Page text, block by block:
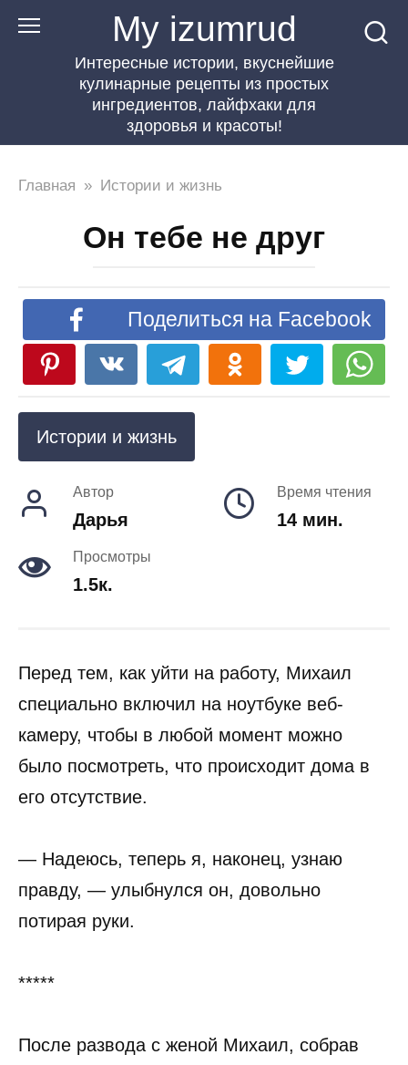
Перейти
My izumrud
Интересные истории, вкуснейшие
кулинарные рецепты из простых
ингредиентов, лайфхаки для
здоровья и красоты!
Главная » Истории и жизнь
Он тебе не друг
Поделиться на Facebook
Истории и жизнь
Автор
Дарья
Время чтения
14 мин.
Просмотры
1.5к.
Перед тем, как уйти на работу, Михаил
специально включил на ноутбуке веб-
камеру, чтобы в любой момент можно
было посмотреть, что происходит дома в
его отсутствие.
— Надеюсь, теперь я, наконец, узнаю
правду, — улыбнулся он, довольно
потирая руки.
*****
После развода с женой Михаил, собрав